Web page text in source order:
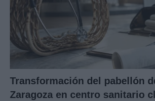
Transformación del pabellón
Zaragoza en centro sanitario